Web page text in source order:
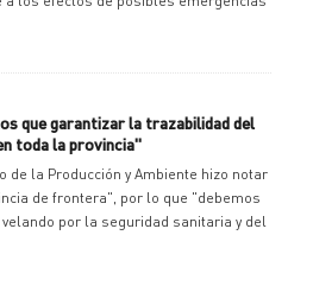
que garantizar la trazabilidad del
toda la provincia"
de la Producción y Ambiente hizo notar
de frontera", por lo que "debemos
por la seguridad sanitaria y del